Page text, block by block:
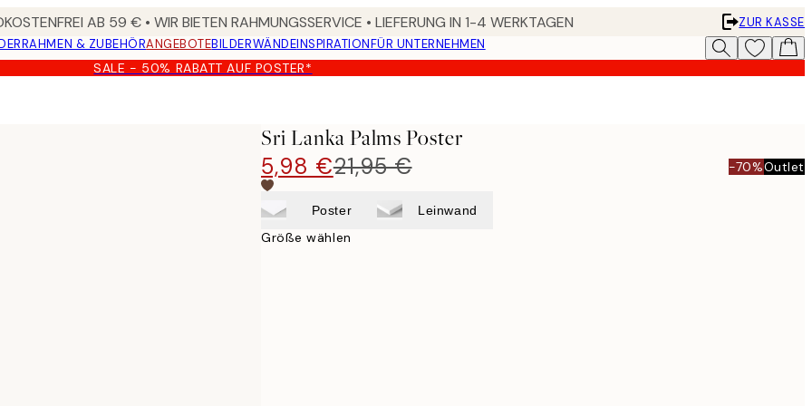
AB 59 € • WIR BIETEN RAHMUNGSSERVICE • LIEFERUNG IN 1-4 WERKTAGEN
ZUR KASSE
RAHMEN & ZUBEHÖRANGEBOTEBILDERWÄNDEINSPIRATIONFÜR UNTERNEHMEN
SALE - 50% RABATT AUF POSTER*
Sri Lanka Palms Poster
5,98 €21,95 € -70%Outlet
Poster Leinwand
Größe wählen